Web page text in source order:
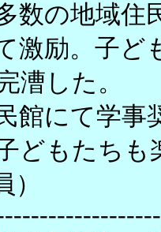
数の地域住
激励。子
漕した。
館にて学事
どもたち